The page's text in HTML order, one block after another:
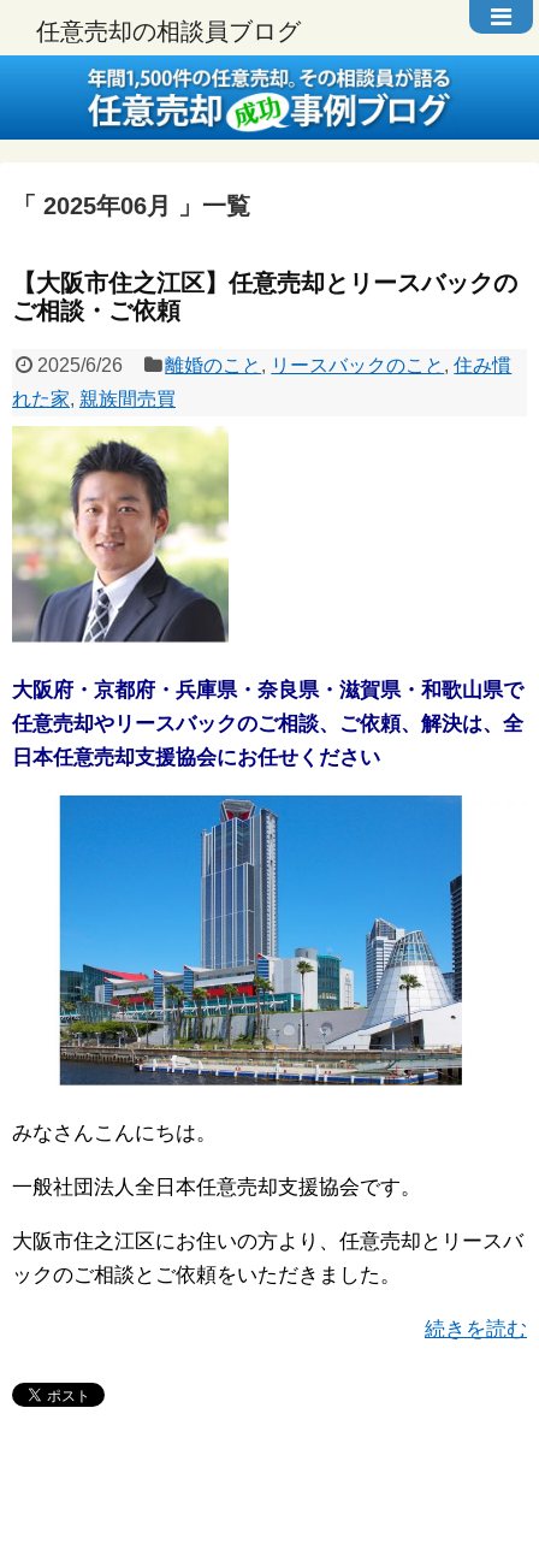
任意売却の相談員ブログ
2025年06月 一覧
【大阪市住之江区】任意売却とリースバックの
ご相談・ご依頼
2025/6/26 離婚のこと , リースバックのこと ,住み慣
れた家, 親族間売買
大阪府・京都府・兵庫県・奈良県・滋賀県・和歌山県で
任意売却やリースバックのご相談、ご依頼、解決は、全
日本任意売却支援協会にお任せください
みなさんこんにちは。
一般社団法人全日本任意売却支援協会です。
大阪市住之江区にお住いの方より、任意売却とリースバ
ックのご相談とご依頼をいただきました。
続きを読む